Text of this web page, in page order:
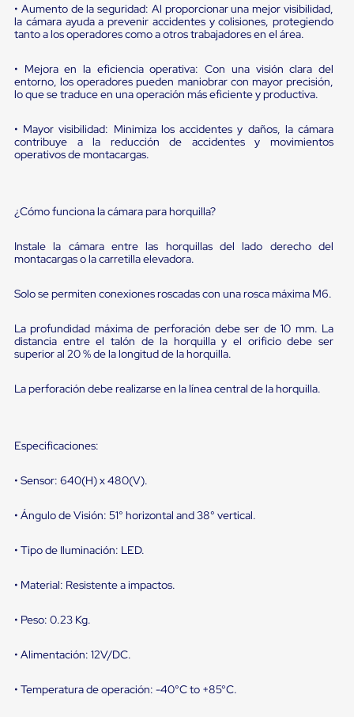
sistema
de
retención
ruedas
Retenedores
de
Automáticos
Retenedores
de
Controles
Muelle/Andén
Controles
de
Básico
de
Muelle/Andén
Integral
de
carga
de
Jaulas
de
Ultima
Dollies
para
Metálicos
Colapsables
de
• Aumento de la seguridad: Al proporcionar una mejor visibilidad,
la cámara ayuda a prevenir accidentes y colisiones, protegiendo
tanto a los operadores como a otros trabajadores en el área.
• Mejora en la eficiencia operativa: Con una visión clara del
entorno, los operadores pueden maniobrar con mayor precisión,
lo que se traduce en una operación más eficiente y productiva.
• Mayor visibilidad: Minimiza los accidentes y daños, la cámara
contribuye a la reducción de accidentes y movimientos
operativos de montacargas.
¿Cómo funciona la cámara para horquilla?
Instale la cámara entre las horquillas del lado derecho del
montacargas o la carretilla elevadora.
Solo se permiten conexiones roscadas con una rosca máxima M6.
La profundidad máxima de perforación debe ser de 10 mm. La
distancia entre el talón de la horquilla y el orificio debe ser
superior al 20 % de la longitud de la horquilla.
La perforación debe realizarse en la línea central de la horquilla.
Especificaciones:
• Sensor: 640(H) x 480(V).
• Ángulo de Visión: 51° horizontal and 38° vertical.
• Tipo de Iluminación: LED.
• Material: Resistente a impactos.
• Peso: 0.23 Kg.
• Alimentación: 12V/DC.
• Temperatura de operación: -40°C to +85°C.